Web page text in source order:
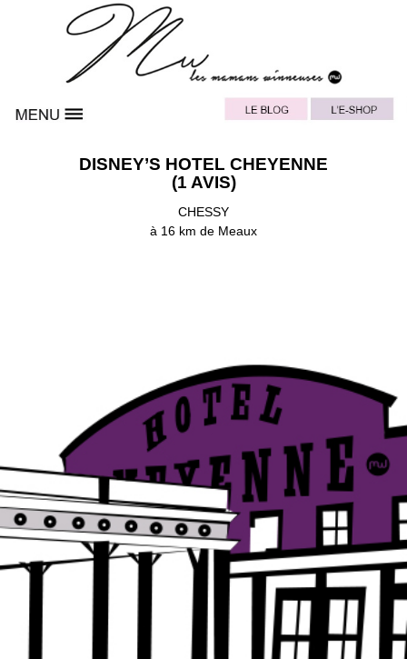
DISNEY’S HOTEL CHEYENNE
(1 AVIS)
CHESSY
à 16 km de Meaux